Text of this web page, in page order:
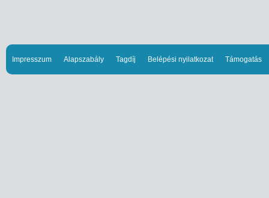
Impresszum Alapszabály Tagdíj Belépési nyilatkozat Támogatás